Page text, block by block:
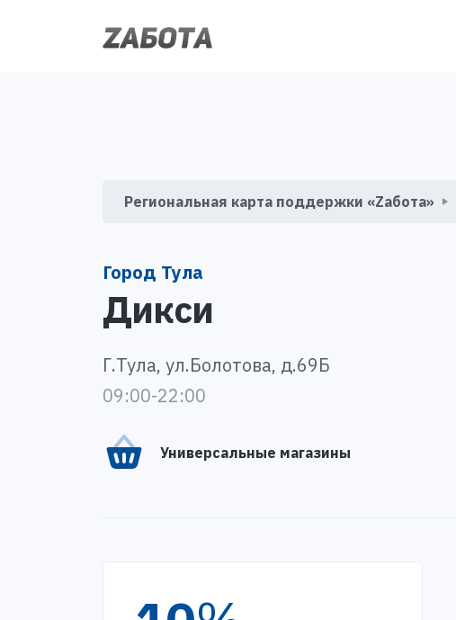
Региональная карта поддержки «Zабота»
Город Тула
Дикси
Г.Тула, ул.Болотова, д.69Б
09:00-22:00
Универсальные магазины